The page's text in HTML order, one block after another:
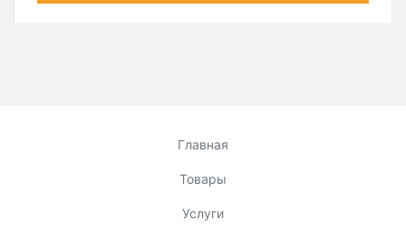
Главная
Товары
Услуги